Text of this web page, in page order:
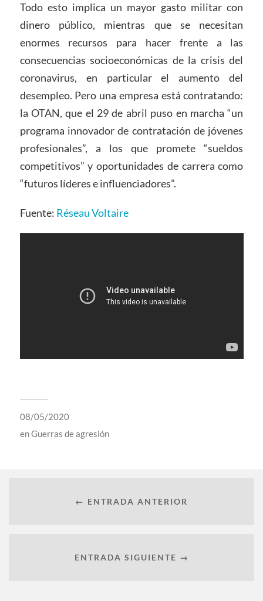
Todo esto implica un mayor gasto militar con
dinero público, mientras que se necesitan
enormes recursos para hacer frente a las
consecuencias socioeconómicas de la crisis del
coronavirus, en particular el aumento del
desempleo. Pero una empresa está contratando:
la OTAN, que el 29 de abril puso en marcha “un
programa innovador de contratación de jóvenes
profesionales”, a los que promete “sueldos
competitivos” y oportunidades de carrera como
“futuros líderes e influenciadores”.
Fuente: Réseau Voltaire
08/05/2020
enGuerras de agresión
← ENTRADA ANTERIOR
ENTRADA SIGUIENTE →